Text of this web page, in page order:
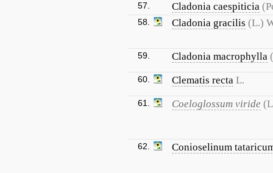
57. Cladonia caespiticia
58. Cladonia gracilis (L.)
59. Cladonia macrophylla
60. Clematis recta L.
61. Coeloglossum viride
62. Conioselinum